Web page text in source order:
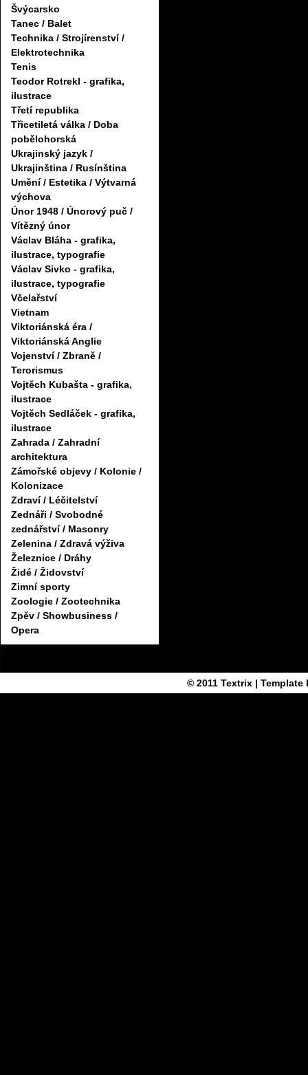
Švýcarsko
Tanec / Balet
Technika / Strojírenství /
Elektrotechnika
Tenis
Teodor Rotrekl - grafika,
ilustrace
Třetí republika
Třicetiletá válka / Doba
pobělohorská
Ukrajinský jazyk /
Ukrajinština / Rusínština
Umění / Estetika / Výtvarná
výchova
Únor 1948 / Únorový puč /
Vítězný únor
Václav Bláha - grafika,
ilustrace, typografie
Václav Sivko - grafika,
ilustrace, typografie
Včelařství
Vietnam
Viktoriánská éra /
Viktoriánská Anglie
Vojenství / Zbraně /
Terorismus
Vojtěch Kubašta - grafika,
ilustrace
Vojtěch Sedláček - grafika,
ilustrace
Zahrada / Zahradní
architektura
Zámořské objevy / Kolonie /
Kolonizace
Zdraví / Léčitelství
Zednáři / Svobodné
zednářství / Masonry
Zelenina / Zdravá výživa
Železnice / Dráhy
Židé / Židovství
Zimní sporty
Zoologie / Zootechnika
Zpěv / Showbusiness /
Opera
© 2011 Textrix| Template